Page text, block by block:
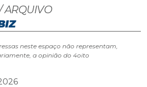
ARQUIVO
neste espaço não representam,
a opinião do 4oito